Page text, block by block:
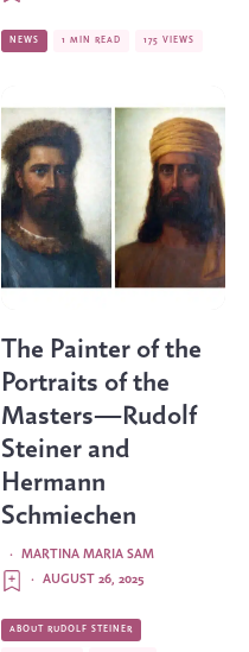
NEWS 1 MIN READ 175 VIEWS
The Painter of the
Portraits of the
Masters—Rudolf
Steiner and
Hermann
Schmiechen
MARTINA MARIA SAM
·
AUGUST 26, 2025
·
ABOUT RUDOLF STEINER